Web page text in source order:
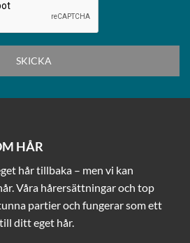
HÅR
hår tillbaka – men vi kan
Våra hårersättningar och top
partier och fungerar som ett
ditt eget hår.